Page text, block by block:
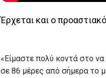
Έρχεται και ο
«Είμαστε πολύ κοντά στο
σε 86 μέρες από σήμερα το